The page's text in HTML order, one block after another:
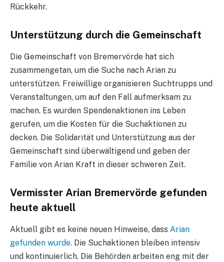
Rückkehr.
Unterstützung durch die Gemeinschaft
Die Gemeinschaft von Bremervörde hat sich
zusammengetan, um die Suche nach Arian zu
unterstützen. Freiwillige organisieren Suchtrupps und
Veranstaltungen, um auf den Fall aufmerksam zu
machen. Es wurden Spendenaktionen ins Leben
gerufen, um die Kosten für die Suchaktionen zu
decken. Die Solidarität und Unterstützung aus der
Gemeinschaft sind überwältigend und geben der
Familie von Arian Kraft in dieser schweren Zeit.
Vermisster Arian Bremervörde gefunden
heute aktuell
Aktuell gibt es keine neuen Hinweise, dass Arian
gefunden wurde. Die Suchaktionen bleiben intensiv
und kontinuierlich. Die Behörden arbeiten eng mit der